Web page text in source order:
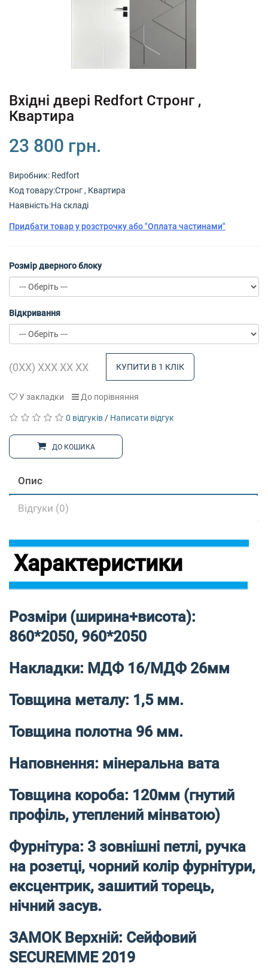
+380 (67) 380 73 18
+380 (95) 180 73 18
Вхідні двері Redfort Стронг ,
Квартира
23 800 грн.
Виробник: Redfort
Код товару:Стронг , Квартира
Наявність:На складі
Придбати товар у розстрочку або "Оплата частинами"
Розмір дверного блоку
Відкривання
КУПИТИ В 1 КЛІК
У закладки До порівняння
0 відгуків / Написати відгук
ДО КОШИКА
Опис
Відгуки (0)
Характеристики
Розміри (ширина+висота):
860*2050, 960*2050
Накладки: МДФ 16/МДФ 26мм
Товщина металу: 1,5 мм.
Товщина полотна 96 мм.
Наповнення: мінеральна вата
Товщина короба: 120мм (гнутий
профіль, утеплений мінватою)
Фурнітура: 3 зовнішні петлі, ручка
на розетці, чорний колір фурнітури,
ексцентрик, зашитий торець,
нічний засув.
ЗАМОК Верхній: Сейфовий
SECUREMME 2019